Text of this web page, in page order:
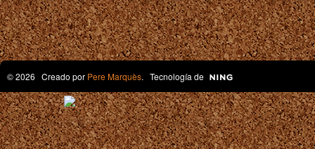
© 2026 Creado por Pere Marquès. Tecnología de